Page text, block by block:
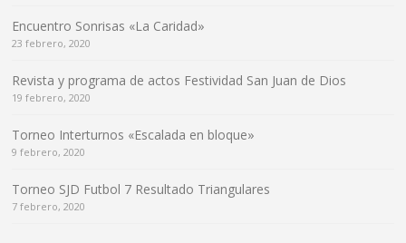
Encuentro Sonrisas «La Caridad»
23 febrero, 2020
Revista y programa de actos Festividad San Juan de Dios
19 febrero, 2020
Torneo Interturnos «Escalada en bloque»
9 febrero, 2020
Torneo SJD Futbol 7 Resultado Triangulares
7 febrero, 2020